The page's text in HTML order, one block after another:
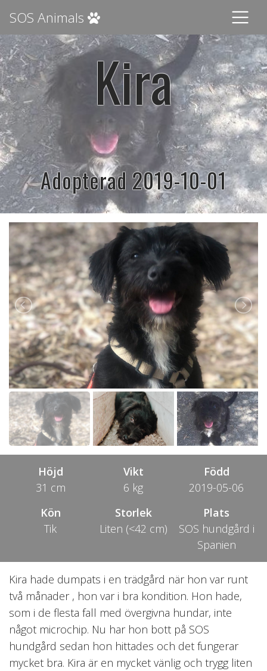
SOS Animals
Kira
Adopterad 2019-10-01
Höjd
31 cm
Vikt
6 kg
Född
2019-05-06
Kön
Tik
Storlek
Liten (<42 cm)
Plats
SOS hundgård i
Spanien
Kira hade dumpats i en trädgård när hon var runt
två månader , hon var i bra kondition. Hon hade,
som i de flesta fall med övergivna hundar, inte
något microchip. Nu har hon bott på SOS
hundgård sedan hon hittades och det fungerar
mycket bra. Kira är en mycket vänlig och trygg liten